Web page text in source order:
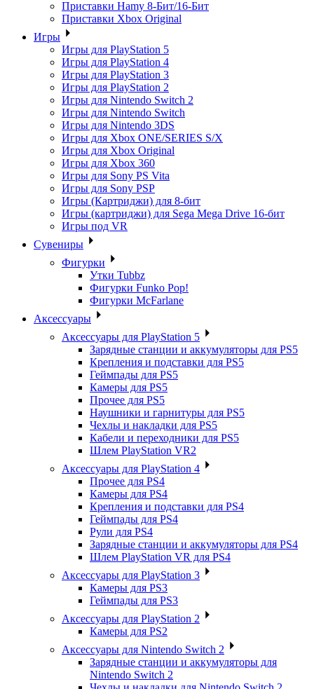
Приставки Hamy 8-Бит/16-Бит
Приставки Xbox Original
Игры
Игры для PlayStation 5
Игры для PlayStation 4
Игры для PlayStation 3
Игры для PlayStation 2
Игры для Nintendo Switch 2
Игры для Nintendo Switch
Игры для Nintendo 3DS
Игры для Xbox ONE/SERIES S/X
Игры для Xbox Original
Игры для Xbox 360
Игры для Sony PS Vita
Игры для Sony PSP
Игры (Картриджи) для 8-бит
Игры (картриджи) для Sega Mega Drive 16-бит
Игры под VR
Сувениры
Фигурки
Утки Tubbz
Фигурки Funko Pop!
Фигурки McFarlane
Аксессуары
Аксессуары для PlayStation 5
Зарядные станции и аккумуляторы для PS5
Крепления и подставки для PS5
Геймпады для PS5
Камеры для PS5
Прочее для PS5
Наушники и гарнитуры для PS5
Чехлы и накладки для PS5
Кабели и переходники для PS5
Шлем PlayStation VR2
Аксессуары для PlayStation 4
Прочее для PS4
Камеры для PS4
Крепления и подставки для PS4
Геймпады для PS4
Рули для PS4
Зарядные станции и аккумуляторы для PS4
Шлем PlayStation VR для PS4
Аксессуары для PlayStation 3
Камеры для PS3
Геймпады для PS3
Аксессуары для PlayStation 2
Камеры для PS2
Аксессуары для Nintendo Switch 2
Зарядные станции и аккумуляторы для
Nintendo Switch 2